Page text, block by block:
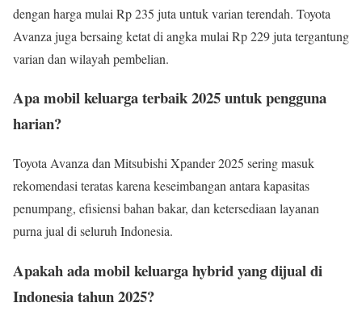
dengan harga mulai Rp 235 juta untuk varian terendah. Toyota
Avanza juga bersaing ketat di angka mulai Rp 229 juta tergantung
varian dan wilayah pembelian.
Apa mobil keluarga terbaik 2025 untuk pengguna
harian?
Toyota Avanza dan Mitsubishi Xpander 2025 sering masuk
rekomendasi teratas karena keseimbangan antara kapasitas
penumpang, efisiensi bahan bakar, dan ketersediaan layanan
purna jual di seluruh Indonesia.
Apakah ada mobil keluarga hybrid yang dijual di
Indonesia tahun 2025?